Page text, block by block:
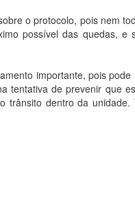
o protocolo, pois nem
possível das quedas,
importante, pois
tentativa de prevenir que
dentro da